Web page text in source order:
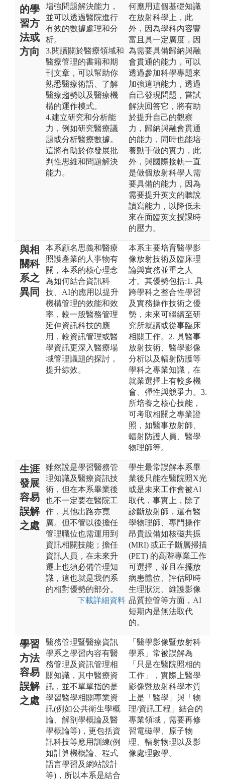
的學
習方
法或
方向
增強問題解決能力，
並可以透過醫院進行
有效的數據處理和分
析。
3.閱讀關於醫療領域和
醫療管理的書籍和期
刊文章，可以幫助你
熟悉醫療術語、了解
醫療趨勢以及醫療機
構的運作模式。
4.建立研究和分析能
力，例如研究醫療議
題或分析醫療數據。
這將有助於你發展批
判性思維和問題解決
能力。
何應用這個基礎知識
在放射科學上，此
外，因為學科內容豐
富且具一定廣度，因
為需要具備歸納與融
會貫通的能力，可以
透過參加科學專題來
加強這項能力，透過
自己發現問題，嘗試
解決回答它，將有助
於提升自己的觀察
力，歸納與融會貫通
的能力，同時也能培
養動手做的實力，此
外，與國際接軌一直
是做個放射科學人需
要具備的能力，因為
需要提升英文的聽說
讀寫能力，以降低未
來在面臨英文授課時
的壓力。
與相
關科
系之
異同
本系顧名思義和醫療
照護產業的人事物有
關，本系的核心理念
為如何結合資訊科
技、AI的應用以提升
機構管理的效能和效
率，較一般醫務管理
延伸資訊科技的應
用，較資訊管理或醫
學資訊更深入醫療場
域管理議題的探討，
提升綜效。
本系主要培育醫學影
像放射技術及臨床理
論與實務並重之人
才。其優勢包括:1. 具
跨學科之整合性學習
及實務操作技術之優
勢，未來可繼續至研
究所就讀或從事臨床
相關工作。2. 具醫事
放射技術、醫學影像
分析以及輻射防護等
學科之專業知識，在
就業選擇上有較多機
會、彈性與競爭力。3.
所培養之核心技能，
可考取相關之專業證
照，如醫事放射師、
輻射防護人員、醫學
物理師等。
生涯
發展
容易
誤解
之處
雖然說是學習醫務管
理知識及醫療資訊技
術，但在本系畢業後
也不一定要在醫院工
作，其他出路亦寬
廣。但不管以後擔任
管理職位也需運用到
資訊相關技能；擔任
資訊人員，在未來升
遷上也須必備管理知
識，這也就是我們系
的相對優勢的部分。
下載詳細資料
學生最常誤解本系畢
業後只能在醫院照X光
或是未來工作會被AI
取代，事實上，除了
診斷放射師，還有醫
學物理師、專門操作
昂貴設備如核磁共振
(MRI) 或正子斷層掃描
(PET) 的高階專業工作
可選擇，並且在擺放
病患體位、評估即時
生理狀況、維護影像
品質控管等方面，AI
短期內是無法取代
的。
學習
方法
容易
誤解
之處
醫務管理暨醫療資訊
學系之學習內容有醫
務管理及資訊管理相
關知識，其中醫療資
訊，並不單單指的是
學習醫學相關專業資
訊(例如公共衛生學概
論、解剖學概論及醫
學概論等)，更包括資
訊科技等應用訓練(例
如計算機概論、程式
語言學習及網站設計
等)，所以本系是結合
「醫學影像暨放射科
學系」常被誤解為
「只是在醫院照相的
工作」，實際上醫學
影像暨放射科學本質
上是「醫學」與「物
理/資訊工程」結合的
專業領域，需要再修
習電磁學、原子物
理、輻射物理以及影
像處理數學。